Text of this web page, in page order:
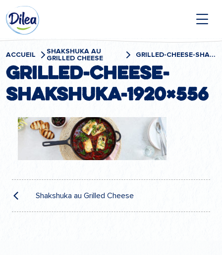
Passer
au
contenu
Dilea
Zero
Lactose
ACCUEIL
SHAKSHUKA AU
GRILLED CHEESE
GRILLED-CHEESE-SHAKSHUKA-1920×556
grilled-cheese-
shakshuka-1920×556
Navigation
de
l’article
Shakshuka au Grilled Cheese